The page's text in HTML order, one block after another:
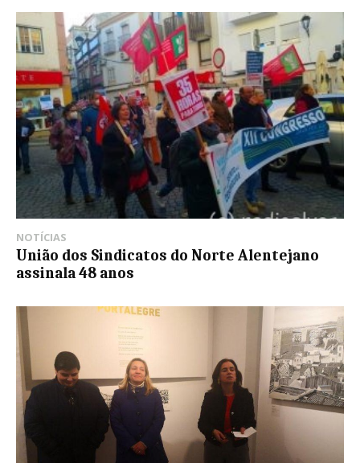
NOTÍCIAS
União dos Sindicatos do Norte Alentejano
assinala 48 anos